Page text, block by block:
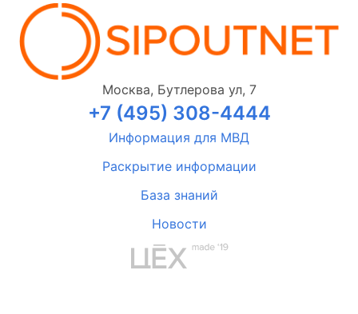
Москва, Бутлерова ул, 7
+7 (495) 308-4444
Информация для МВД
Раскрытие информации
База знаний
Новости